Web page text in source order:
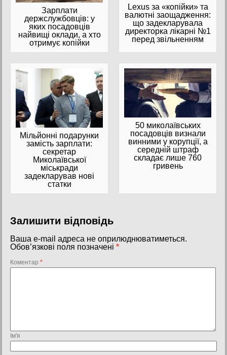
Зарплати
держслужбовців: у
яких посадовців
найвищі оклади, а хто
отримує копійки
Lexus за «копійки» та
валютні заощадження:
що задекларувала
директорка лікарні №1
перед звільненням
Мільйонні подарунки
замість зарплати:
секретар
Миколаївської
міськради
задекларував нові
статки
50 миколаївських
посадовців визнали
винними у корупції, а
середній штраф
складає лише 760
гривень
Залишити відповідь
Ваша e-mail адреса не оприлюднюватиметься.
Обов’язкові поля позначені *
Коментар *
Ім'я